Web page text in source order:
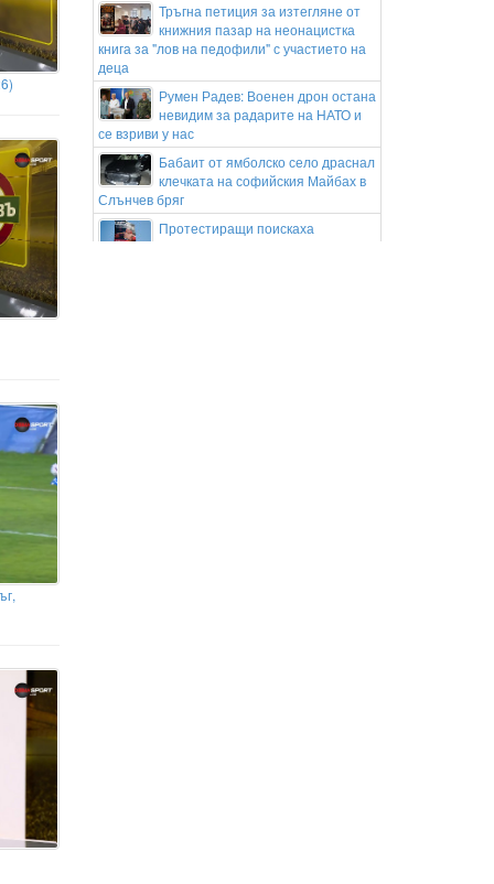
Тръгна петиция за изтегляне от
книжния пазар на неонацистка
книга за "лов на педофили" с участието на
деца
Румен Радев: Военен дрон остана
невидим за радарите на НАТО и
се взриви у нас
Бабаит от ямболско село драснал
клечката на софийския Майбах в
Слънчев бряг
Протестиращи поискаха